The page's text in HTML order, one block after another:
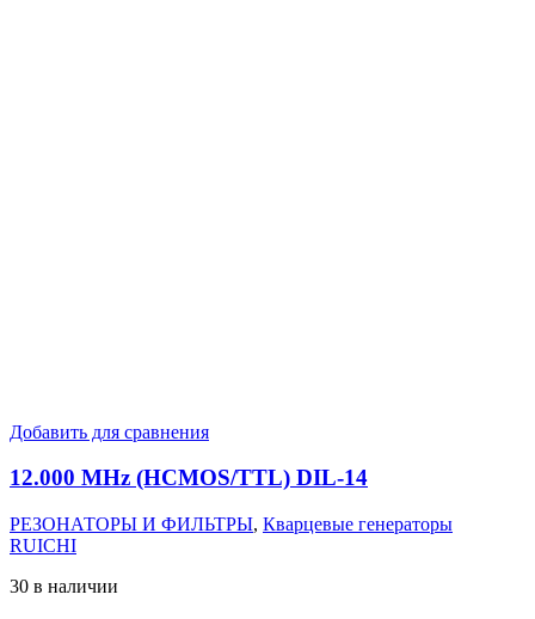
Добавить для сравнения
12.000 MHz (HCMOS/TTL) DIL-14
РЕЗОНАТОРЫ И ФИЛЬТРЫ, Кварцевые генераторы
RUICHI
30 в наличии